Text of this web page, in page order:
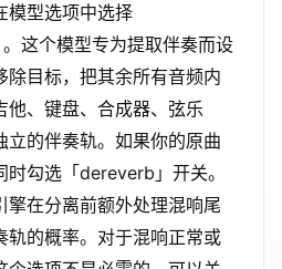
模型选项中选择
这个模型专为提取伴奏而设
除目标，把其余所有音频内
他、键盘、合成器、弦乐
立的伴奏轨。如果你的原曲
勾选「dereverb」开关。
擎在分离前额外处理混响尾
轨的概率。对于混响正常或